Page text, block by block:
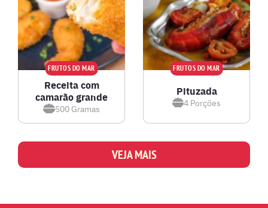
FRUTOS DO MAR
Receita com
camarão grande
500 Gramas
FRUTOS DO MAR
Pituzada
4 Porções
VEJA MAIS